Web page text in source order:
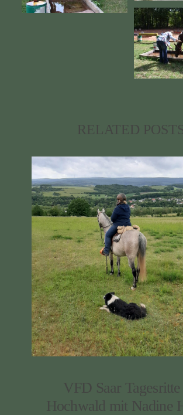
RELATED
VFD Saar
Hochwald mit Nadine